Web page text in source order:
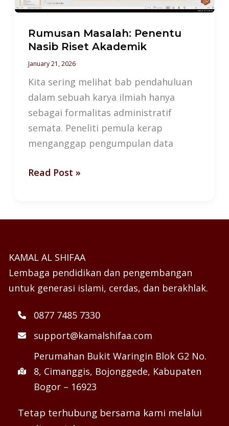
Rumusan Masalah: Penentu
Nasib Riset Akademik
January 21, 2026
Kita sering melihat bab pendahuluan
dalam sebuah karya ilmiah hanya
sebagai formalitas administratif
semata. Peneliti pemula kerap
menganggap pengumpulan data
Read Post »
KAMAL AL SHIFAA
Lembaga pendidikan dan pengembangan
untuk generasi islami, cerdas, dan berakhlak.
0877 7485 7330
support@kamalshifaa.com
Perumahan Bukit Waringin Blok G2 No.
8, Cimanggis, Bojonggede, Kabupaten
Bogor – 16923
Tetap terhubung bersama kami melalui